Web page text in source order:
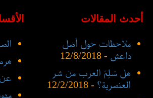
أحدث المقالات
ملاحظات حول أصل
داعش - 12/8/2018
هل سَلِمَ العرب من شر
العنصرية؟ - 12/2/2018
عن